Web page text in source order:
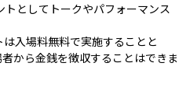
としてトークやパフォーマンス
入場料無料で実施することと
から金銭を徴収することはできま